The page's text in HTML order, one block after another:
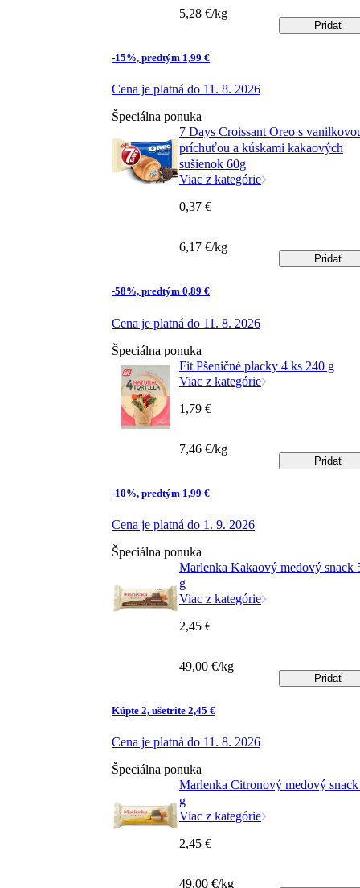
-15%, predtým 1,99 €
Cena je platná do 11. 8. 2026
5,28 €/kg
Pridať
Špeciálna ponuka
7 Days Croissant Oreo s
príchuťou a kúskami kakaových
sušienok 60g
Viac z kategórie
-58%, predtým 0,89 €
Cena je platná do 11. 8. 2026
0,37 €
6,17 €/kg
Pridať
Špeciálna ponuka
Fit Pšeničné placky 4 ks 240 g
Viac z kategórie
-10%, predtým 1,99 €
Cena je platná do 1. 9. 2026
1,79 €
7,46 €/kg
Pridať
Špeciálna ponuka
Marlenka Kakaový medový snack
g
Viac z kategórie
Kúpte 2, ušetrite 2,45 €
Cena je platná do 11. 8. 2026
2,45 €
49,00 €/kg
Pridať
Špeciálna ponuka
Marlenka Citronový medový
g
Viac z kategórie
2,45 €
49,00 €/kg